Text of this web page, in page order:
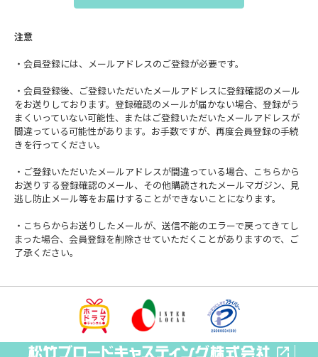
注意
・会員登録には、メールアドレスのご登録が必要です。
・会員登録後、ご登録いただいたメールアドレスに登録確認のメール
をお送りしております。登録確認のメールが届かない場合、登録がう
まくいっていない可能性、またはご登録いただいたメールアドレスが
間違っている可能性があります。お手数ですが、再度会員登録の手続
きを行ってください。
・ご登録いただいたメールアドレスが間違っている場合、こちらから
お送りする登録確認のメール、その他購読されたメールマガジン、見
逃し防止メール等をお届けすることができないことになります。
・こちらからお送りしたメールが、送信不能のエラーで戻ってきてし
まった場合、会員登録を削除させていただくことがありますので、ご
了承ください。